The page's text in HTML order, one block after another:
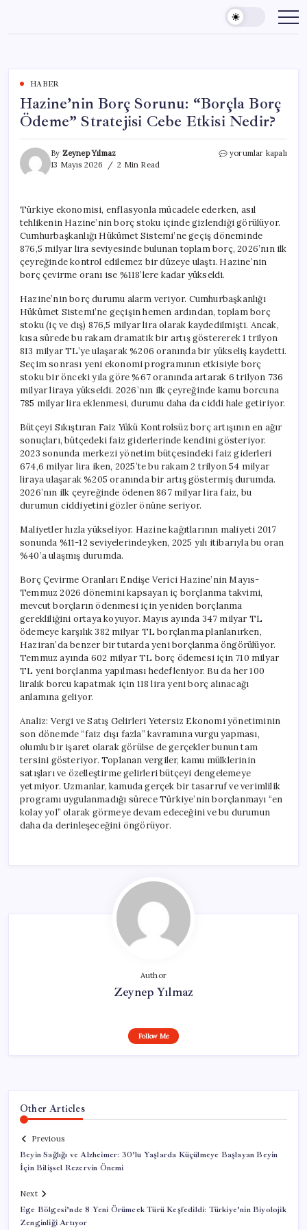
content
HABER
Hazine’nin Borç Sorunu: “Borçla Borç
Ödeme” Stratejisi Cebe Etkisi Nedir?
By Zeynep Yılmaz
13 Mayıs 2026
2 Min Read
Hazine’nin
Ödeme”
Stratejisi
Cebe
Etkisi
Nedir?
yorumlar kapalı
Türkiye ekonomisi, enflasyonla mücadele ederken, asıl
tehlikenin Hazine’nin borç stoku içinde gizlendiği görülüyor.
Cumhurbaşkanlığı Hükümet Sistemi’ne geçiş döneminde
876,5 milyar lira seviyesinde bulunan toplam borç, 2026’nın ilk
çeyreğinde kontrol edilemez bir düzeye ulaştı. Hazine’nin
borç çevirme oranı ise %118’lere kadar yükseldi.
Hazine’nin borç durumu alarm veriyor. Cumhurbaşkanlığı
Hükümet Sistemi’ne geçişin hemen ardından, toplam borç
stoku (iç ve dış) 876,5 milyar lira olarak kaydedilmişti. Ancak,
kısa sürede bu rakam dramatik bir artış göstererek 1 trilyon
813 milyar TL’ye ulaşarak %206 oranında bir yükseliş kaydetti.
Seçim sonrası yeni ekonomi programının etkisiyle borç
stoku bir önceki yıla göre %67 oranında artarak 6 trilyon 736
milyar liraya yükseldi. 2026’nın ilk çeyreğinde kamu borcuna
785 milyar lira eklenmesi, durumu daha da ciddi hale getiriyor.
Bütçeyi Sıkıştıran Faiz Yükü Kontrolsüz borç artışının en ağır
sonuçları, bütçedeki faiz giderlerinde kendini gösteriyor.
2023 sonunda merkezi yönetim bütçesindeki faiz giderleri
674,6 milyar lira iken, 2025’te bu rakam 2 trilyon 54 milyar
liraya ulaşarak %205 oranında bir artış göstermiş durumda.
2026’nın ilk çeyreğinde ödenen 867 milyar lira faiz, bu
durumun ciddiyetini gözler önüne seriyor.
Maliyetler hızla yükseliyor. Hazine kağıtlarının maliyeti 2017
sonunda %11-12 seviyelerindeyken, 2025 yılı itibarıyla bu oran
%40’a ulaşmış durumda.
Borç Çevirme Oranları Endişe Verici Hazine’nin Mayıs-
Temmuz 2026 dönemini kapsayan iç borçlanma takvimi,
mevcut borçların ödenmesi için yeniden borçlanma
gerekliliğini ortaya koyuyor. Mayıs ayında 347 milyar TL
ödemeye karşılık 382 milyar TL borçlanma planlanırken,
Haziran’da benzer bir tutarda yeni borçlanma öngörülüyor.
Temmuz ayında 602 milyar TL borç ödemesi için 710 milyar
TL yeni borçlanma yapılması hedefleniyor. Bu da her 100
liralık borcu kapatmak için 118 lira yeni borç alınacağı
anlamına geliyor.
Analiz: Vergi ve Satış Gelirleri Yetersiz Ekonomi yönetiminin
son dönemde “faiz dışı fazla” kavramına vurgu yapması,
olumlu bir işaret olarak görülse de gerçekler bunun tam
tersini gösteriyor. Toplanan vergiler, kamu mülklerinin
satışları ve özelleştirme gelirleri bütçeyi dengelemeye
yetmiyor. Uzmanlar, kamuda gerçek bir tasarruf ve verimlilik
programı uygulanmadığı sürece Türkiye’nin borçlanmayı “en
kolay yol” olarak görmeye devam edeceğini ve bu durumun
daha da derinleşeceğini öngörüyor.
Author
Zeynep Yılmaz
Follow Me
Other Articles
Previous
Beyin Sağlığı ve Alzheimer: 30’lu Yaşlarda Küçülmeye Başlayan Beyin
İçin Bilişsel Rezervin Önemi
Next
Ege Bölgesi’nde 8 Yeni Örümcek Türü Keşfedildi: Türkiye’nin Biyolojik
Zenginliği Artıyor